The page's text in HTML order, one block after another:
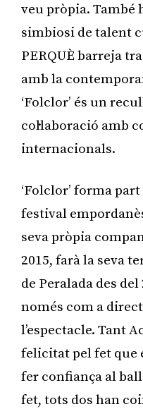
veu pròpia. També
simbiosi de talent
PERQUÈ barreja
amb la
‘Folclor’ és un
col·laboració amb
internacionals.
‘Folclor’ forma
festival
seva pròpia
2015, farà la seva
de Peralada des
només com a
l’espectacle. Tant
felicitat pel fet que
fer confiança al
fet, tots dos han